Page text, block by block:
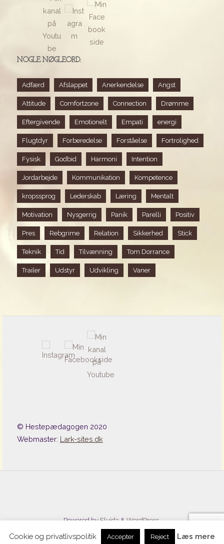
NOGLE NØGLEORD:
Adfærd Afslappet Anerkendelse Angst
Attitude Comfortzone Connection Drømme
Eftergivende Emotionelt Empati energi
Flugtdyr Forberedelse Forståelse Fortrolighed
Fysisk Godbid Harmoni Intention
Jordarbejde Kommunikation Kompetence
kropssprog Lederskab Læring Mentalt
Motivation Nysgerrig Panik Parelli Positiv
Pres Rebgrime Relation Sikkerhed Stick
Teknik Tid Tilvænning Tom Dorrance
Trailer Udstyr Udvikling Vaner
© Hestepædagogen 2020
Webmaster: Lark-sites.dk
Powered byFluida&WordPress.
Cookie og privatlivspolitik Accepter Reject Læs mere